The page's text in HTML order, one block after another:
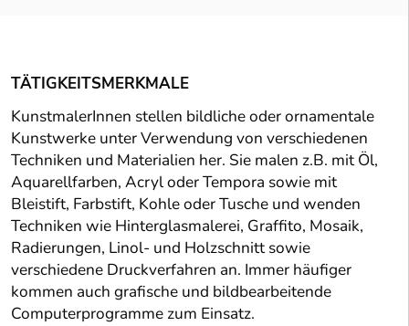
TÄTIGKEITSMERKMALE
KunstmalerInnen stellen bildliche oder ornamentale
Kunstwerke unter Verwendung von verschiedenen
Techniken und Materialien her. Sie malen z.B. mit Öl,
Aquarellfarben, Acryl oder Tempora sowie mit
Bleistift, Farbstift, Kohle oder Tusche und wenden
Techniken wie Hinterglasmalerei, Graffito, Mosaik,
Radierungen, Linol- und Holzschnitt sowie
verschiedene Druckverfahren an. Immer häufiger
kommen auch grafische und bildbearbeitende
Computerprogramme zum Einsatz.